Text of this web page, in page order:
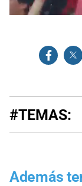
seconds
#TEMAS:
Además